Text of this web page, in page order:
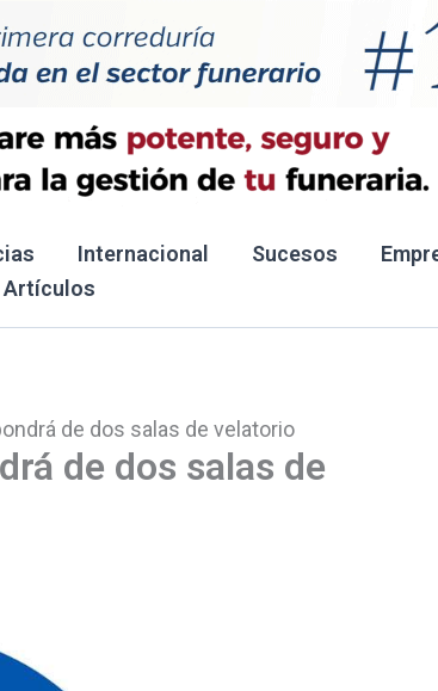
Internacional Sucesos
Artículos
de dos salas de velatorio
de dos salas de